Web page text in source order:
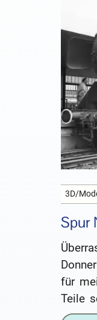
3D/
Spur
für
Teile
ist